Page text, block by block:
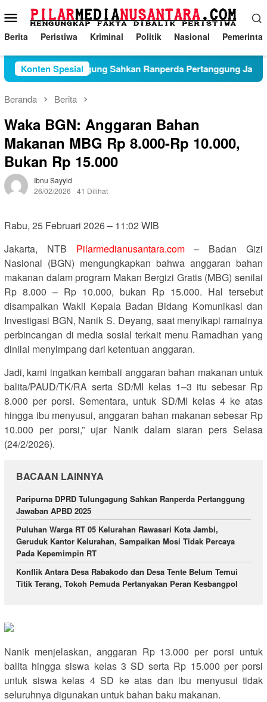
ke
konten
Menu
Mobile
Berita Peristiwa Kriminal Politik Nasional
Konten Spesial
DPRD Tulungagung Sahkan Ranperda Pertanggung Jawaban
Beranda Berita
Waka BGN: Anggaran Bahan
Makanan MBG Rp 8.000-Rp 10.000,
Bukan Rp 15.000
Ibnu Sayyid
26/02/2026
41 Dilihat
Rabu, 25 Februari 2026 – 11:02 WIB
Jakarta, NTB Pilarmedianusantara.com– Badan Gizi
Nasional (BGN) mengungkapkan bahwa anggaran bahan
makanan dalam program Makan Bergizi Gratis (MBG) senilai
Rp 8.000 – Rp 10.000, bukan Rp 15.000. Hal tersebut
disampaikan Wakil Kepala Badan Bidang Komunikasi dan
Investigasi BGN, Nanik S. Deyang, saat menyikapi ramainya
perbincangan di media sosial terkait menu Ramadhan yang
dinilai menyimpang dari ketentuan anggaran.
Jadi, kami ingatkan kembali anggaran bahan makanan untuk
balita/PAUD/TK/RA serta SD/MI kelas 1–3 itu sebesar Rp
8.000 per porsi. Sementara, untuk SD/MI kelas 4 ke atas
hingga ibu menyusui, anggaran bahan makanan sebesar Rp
10.000 per porsi,” ujar Nanik dalam siaran pers Selasa
(24/2/2026).
BACAAN LAINNYA
Paripurna DPRD Tulungagung Sahkan Ranperda Pertanggung
Jawaban APBD 2025
Puluhan Warga RT 05 Kelurahan Rawasari Kota Jambi,
Geruduk Kantor Kelurahan, Sampaikan Mosi Tidak Percaya
Pada Kepemimpin RT
Konflik Antara Desa Rabakodo dan Desa Tente Belum Temui
Titik Terang, Tokoh Pemuda Pertanyakan Peran Kesbangpol
Nanik menjelaskan, anggaran Rp 13.000 per porsi untuk
balita hingga siswa kelas 3 SD serta Rp 15.000 per porsi
untuk siswa kelas 4 SD ke atas dan ibu menyusui tidak
seluruhnya digunakan untuk bahan baku makanan.